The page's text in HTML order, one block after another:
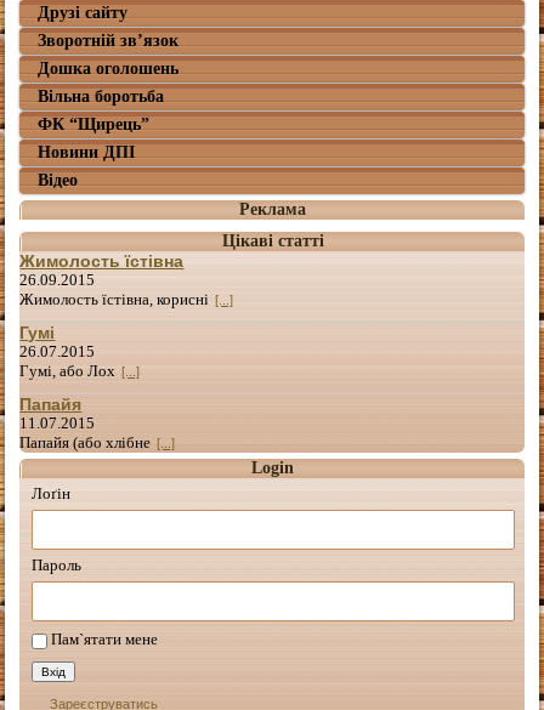
Друзі сайту
Зворотній зв’язок
Дошка оголошень
Вільна боротьба
ФК “Щирець”
Новини ДПІ
Відео
Реклама
Цікаві статті
Жимолость їстівна
26.09.2015
Жимолость їстівна, корисні [...]
Гумі
26.07.2015
Гумі, або Лох [...]
Папайя
11.07.2015
Папайя (або хлібне [...]
Login
Лоґін
Пароль
Пам`ятати мене
Зареєструватись